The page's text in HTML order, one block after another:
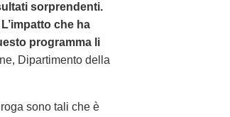
sorprendenti.
che ha
programma li
Dipartimento della
sono tali che è